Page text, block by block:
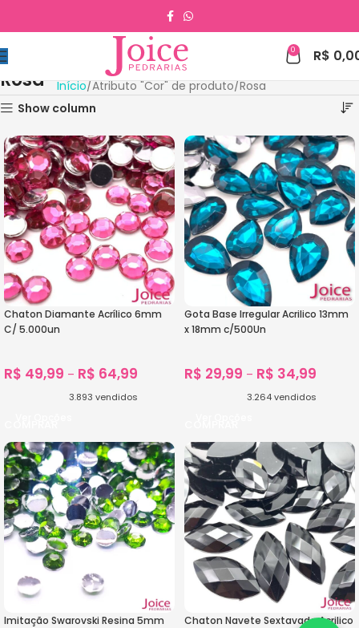
0 R$
Rosa Início Atributo "Cor" de produto Rosa
Show column
Chaton Diamante Acrílico 6mm
C/ 5.000un
R$ 49,99 – R$ 64,99
3.893 vendidos
Gota Base Irregular Acrilico 13mm
x 18mm c/500Un
R$ 29,99 – R$ 34,99
3.264vendidos
Imitação Swarovski Resina 5mm
Chaton Navete Sextavado Acrilico